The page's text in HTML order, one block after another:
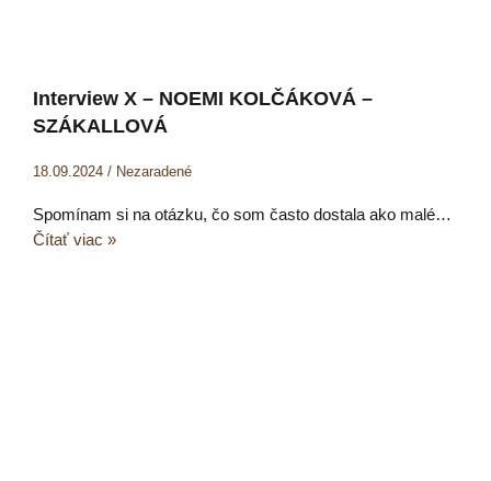
Interview X – NOEMI KOLČÁKOVÁ –
SZÁKALLOVÁ
18.09.2024 / Nezaradené
Spomínam si na otázku, čo som často dostala ako malé…
Čítať viac »